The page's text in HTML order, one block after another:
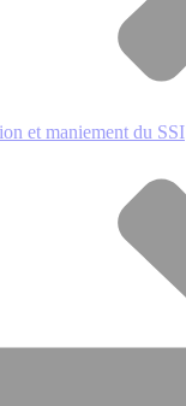
et maniement du SSI